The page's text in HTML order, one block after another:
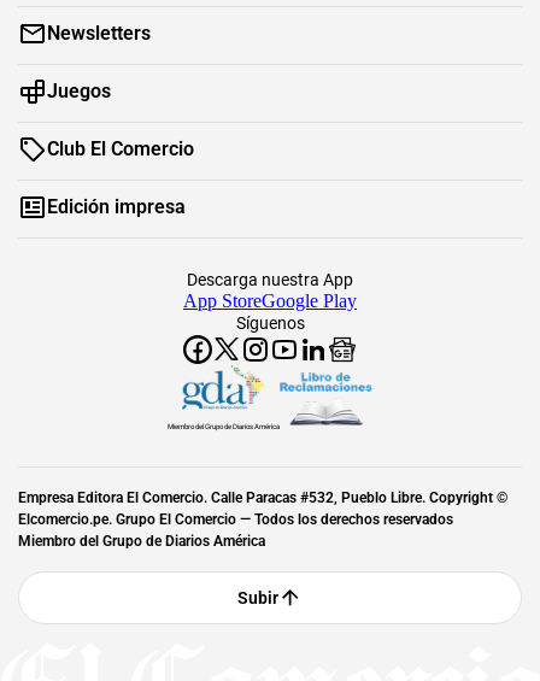
Newsletters
Juegos
Club El Comercio
Edición impresa
Síguenos
Descarga nuestra App
App StoreGoogle Play
Miembro del Grupo de Diarios América
Empresa Editora El Comercio. Calle Paracas #532, Pueblo Libre. Copyright ©
Elcomercio.pe. Grupo El Comercio — Todos los derechos reservados
Miembro del Grupo de Diarios América
Subir